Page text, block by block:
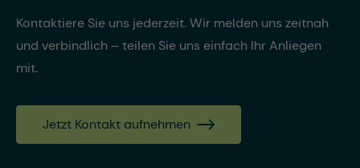
Kontaktiere Sie uns jederzeit. Wir melden uns zeitnah
und verbindlich – teilen Sie uns einfach Ihr Anliegen
mit.
Jetzt Kontakt aufnehmen